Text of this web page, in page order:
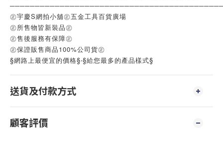
㊣宇慶S網拍小舖㊣五金工具百貨廣場
㊣所售物皆新裝品㊣
㊣售後服務有保障㊣
㊣保證販售商品100%公司貨㊣
§網路上最便宜的價格§‧§給您最多的產品樣式§
送貨及付款方式
顧客評價